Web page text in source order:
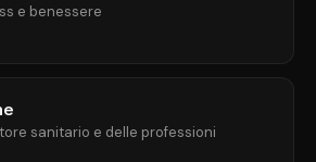
e benessere
sanitario e delle professioni